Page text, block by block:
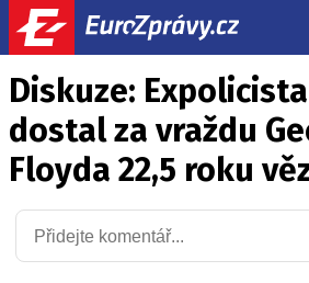
Diskuze:
dostal za vraždu
Floyda 22,5 roku